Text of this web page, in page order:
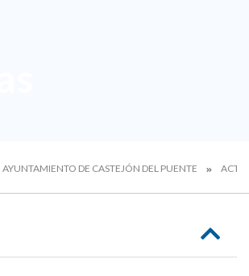
AYUNTAMIENTO DE CASTEJÓN DEL PUENTE